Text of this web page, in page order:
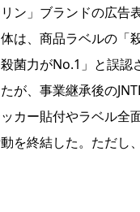
ン」ブランドの広告
は、商品ラベルの「
菌力がNo.1」と誤
が、事業継承後の
カー貼付やラベル全
を終結した。ただし